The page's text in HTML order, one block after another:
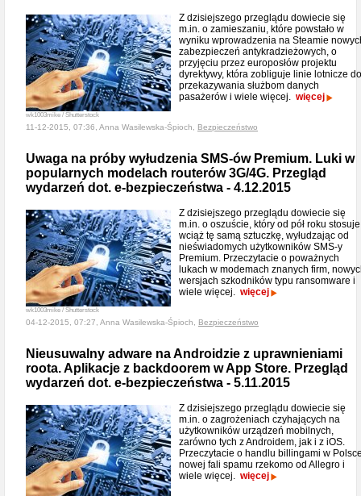
wk1003mike / Shutterstock
Z dzisiejszego przeglądu dowiecie się
m.in. o zamieszaniu, które powstało w
wyniku wprowadzenia na Steamie
zabezpieczeń antykradzieżowych, o
przyjęciu przez europosłów projektu
dyrektywy, która zobliguje linie lotnicze do
przekazywania służbom danych
pasażerów i wiele więcej. więcej
11-12-2015, 07:36, Anna Wasilewska-Śpioch, Bezpieczeństwo
Uwaga na próby wyłudzenia SMS-ów Premium. Luki w
popularnych modelach routerów 3G/4G. Przegląd
wydarzeń dot. e-bezpieczeństwa - 4.12.2015
wk1003mike / Shutterstock
Z dzisiejszego przeglądu dowiecie się
m.in. o oszuście, który od pół roku stosuje
wciąż tę samą sztuczkę, wyłudzając od
nieświadomych użytkowników SMS-y
Premium. Przeczytacie o poważnych
lukach w modemach znanych firm,
wersjach szkodników typu ransomware i
wiele więcej. więcej
04-12-2015, 07:27, Anna Wasilewska-Śpioch, Bezpieczeństwo
Nieusuwalny adware na Androidzie z uprawnieniami
roota. Aplikacje z backdoorem w App Store. Przegląd
wydarzeń dot. e-bezpieczeństwa - 5.11.2015
Z dzisiejszego przeglądu dowiecie się
m.in. o zagrożeniach czyhających na
użytkowników urządzeń mobilnych,
zarówno tych z Androidem, jak i z iOS.
Przeczytacie o handlu billingami w
nowej fali spamu rzekomo od Allegro i
wiele więcej. więcej